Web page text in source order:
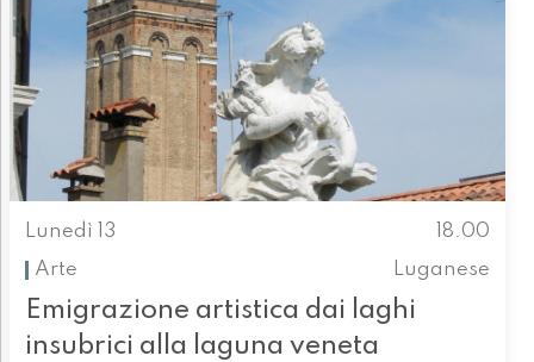
Lunedì 13
18.00
Arte
Luganese
Emigrazione artistica dai laghi
insubrici alla laguna veneta